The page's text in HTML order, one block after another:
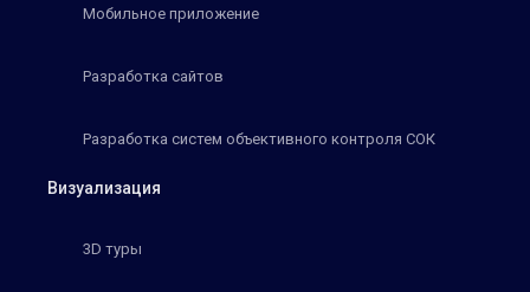
Мобильное приложение
Разработка сайтов
Разработка систем объективного контроля СОК
Визуализация
3D туры